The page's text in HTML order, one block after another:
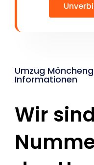
Umzug
Informationen
Wir